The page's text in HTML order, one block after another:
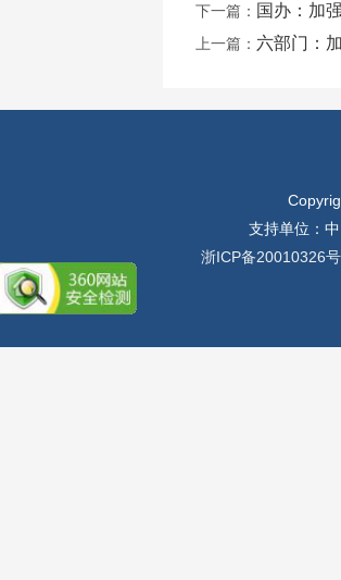
下一篇： 国办：加
上一篇： 六部门：
支持单位：
浙ICP备20010326